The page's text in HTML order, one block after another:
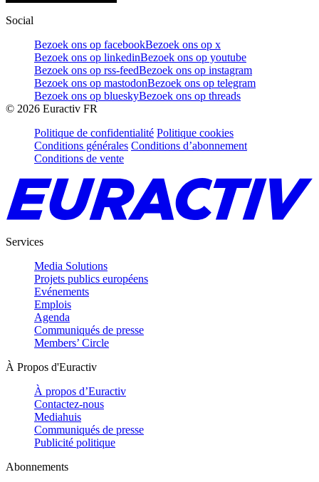
Social
Bezoek ons op facebookBezoek ons op x
Bezoek ons op linkedinBezoek ons op youtube
Bezoek ons op rss-feedBezoek ons op instagram
Bezoek ons op mastodonBezoek ons op telegram
Bezoek ons op blueskyBezoek ons op threads
© 2026 Euractiv FR
Politique de confidentialité Politique cookies
Conditions générales Conditions d’abonnement
Conditions de vente
Services
Media Solutions
Projets publics européens
Evénements
Emplois
Agenda
Communiqués de presse
Members’ Circle
À Propos d'Euractiv
À propos d’Euractiv
Contactez-nous
Mediahuis
Communiqués de presse
Publicité politique
Abonnements